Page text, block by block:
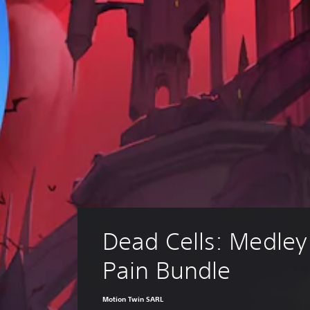
Dead Cells:
Pain Bundle
Motion Twin SARL